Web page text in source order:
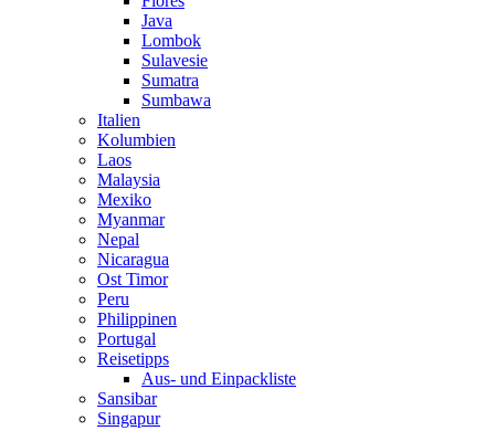
Java
Lombok
Sulavesie
Sumatra
Sumbawa
Italien
Kolumbien
Laos
Malaysia
Mexiko
Myanmar
Nepal
Nicaragua
Ost Timor
Peru
Philippinen
Portugal
Reisetipps
Aus- und Einpackliste
Sansibar
Singapur